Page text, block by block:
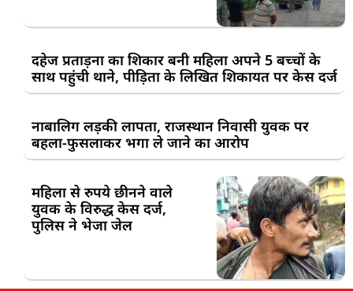
दहेज प्रताड़ना का शिकार बनी महिला अपने 5 बच्चों के
साथ पहुंची थाने, पीड़िता के लिखित शिकायत पर केस दर्ज
नाबालिग लड़की लापता, राजस्थान निवासी युवक पर
बहला-फुसलाकर भगा ले जाने का आरोप
महिला से रुपये छीनने वाले
युवक के विरुद्ध केस दर्ज,
पुलिस ने भेजा जेल